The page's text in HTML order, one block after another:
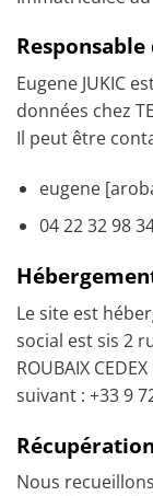
Eugene JUKIC
données chez
Il peut être
eugene
04 22 32 98
Le site est
social est sis 2
ROUBAIX
suivant : +33 9
Nous